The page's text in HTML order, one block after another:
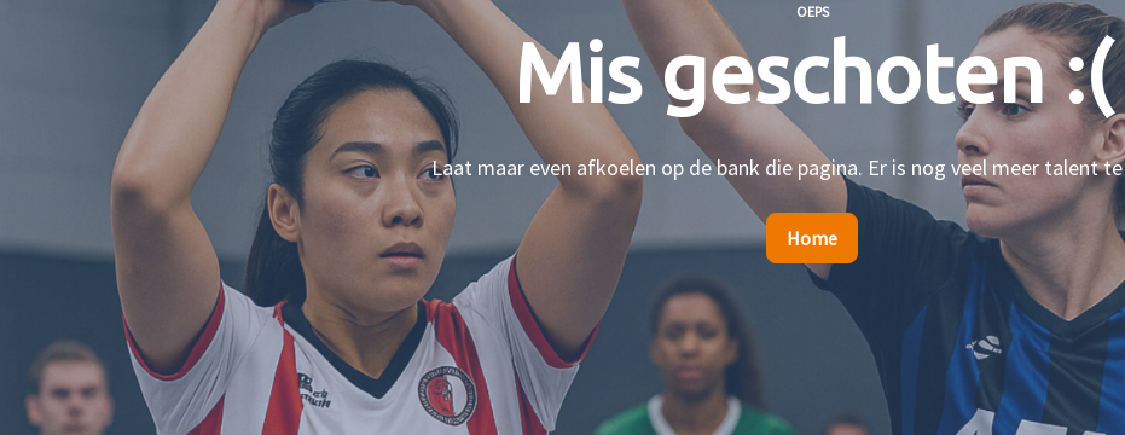
OEPS
Mis geschoten :(
Laat maar even afkoelen op de bank die pagina. Er is nog veel meer talent
Home